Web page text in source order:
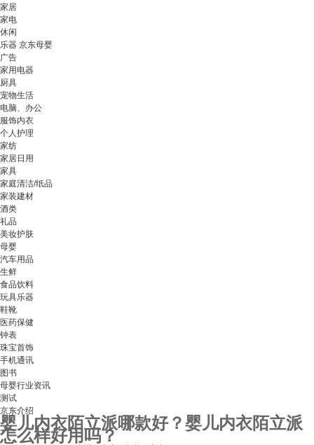
家居
家电
休闲
乐器 京东母婴
广告
家用电器
厨具
宠物生活
电脑、办公
服饰内衣
个人护理
家纺
家居日用
家具
家庭清洁/纸品
家装建材
酒类
礼品
美妆护肤
母婴
汽车用品
生鲜
食品饮料
玩具乐器
鞋靴
医药保健
钟表
珠宝首饰
手机通讯
图书
母婴行业资讯
测试
京东介绍
婴儿内衣陌立派哪款好？婴儿内衣陌立派
怎么样好用吗？